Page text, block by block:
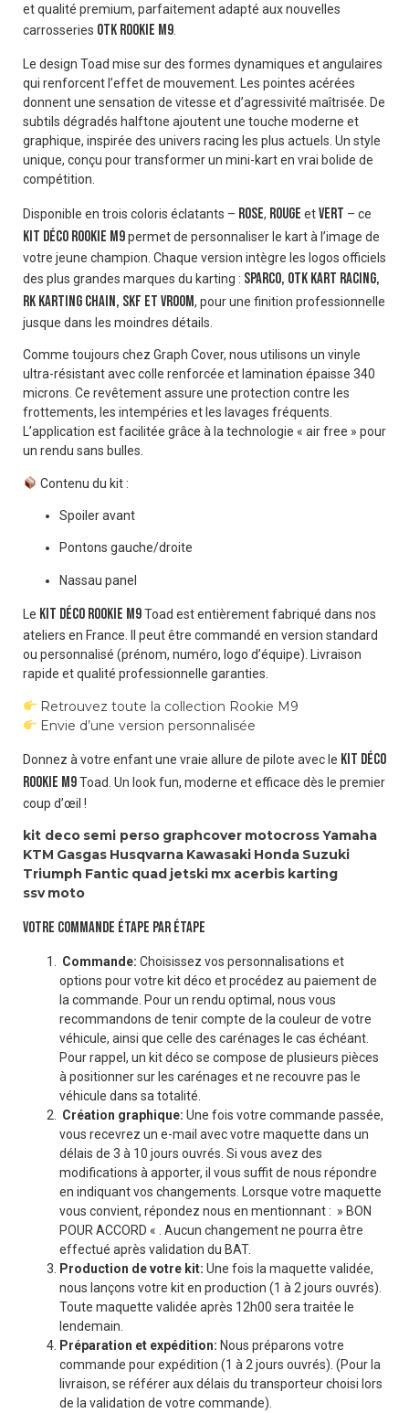
et qualité premium, parfaitement adapté aux nouvelles
carrosseries OTK Rookie M9
Le design Toad mise sur des formes dynamiques et angulaires
qui renforcent l’effet de mouvement. Les pointes acérées
donnent une sensation de vitesse et d’agressivité maîtrisée. De
subtils dégradés halftone ajoutent une touche moderne et
graphique, inspirée des univers racing les plus actuels. Un style
unique, conçu pour transformer un mini-kart en vrai bolide de
compétition.
Disponible en trois coloris éclatants – Rose, Rouge etVert – ce
Kit déco Rookie M9permet de personnaliser le kart à l’image de
votre jeune champion. Chaque version intègre les logos officiels
des plus grandes marques du karting : Sparco, OTK Kart Racing,
RK Karting Chain, SKF et Vroom, pour une finition professionnelle
jusque dans les moindres détails.
Comme toujours chez Graph Cover, nous utilisons un vinyle
ultra-résistant avec colle renforcée et lamination épaisse 340
microns. Ce revêtement assure une protection contre les
frottements, les intempéries et les lavages fréquents.
L’application est facilitée grâce à la technologie « air free » pour
un rendu sans bulles.
Contenu du kit :
Spoiler avant
Pontons gauche/droite
Nassau panel
Le Kit déco Rookie M9Toad est entièrement fabriqué dans nos
ateliers en France. Il peut être commandé en version standard
ou personnalisé (prénom, numéro, logo d’équipe). Livraison
rapide et qualité professionnelle garanties.
Retrouvez toute la collection Rookie M9
Envie d’une version personnalisée
Donnez à votre enfant une vraie allure de pilote avec le Kit déco
Rookie M9Toad. Un look fun, moderne et efficace dès le premier
coup d’œil !
kit deco semi perso graphcover motocrossYamaha
KTM Gasgas Husqvarna Kawasaki Honda Suzuki
Triumph Fantic quad jetski mx acerbis karting
ssv moto
VOTRE COMMANDE ÉTAPE PAR ÉTAPE
Commande: Choisissez vos personnalisations et
options pour votre kit déco et procédez au paiement de
la commande. Pour un rendu optimal, nous vous
recommandons de tenir compte de la couleur de votre
véhicule, ainsi que celle des carénages le cas échéant.
Pour rappel, un kit déco se compose de plusieurs pièces
à positionner sur les carénages et ne recouvre pas le
véhicule dans sa totalité.
Création graphique: Une fois votre commande passée,
vous recevrez un e-mail avec votre maquette dans un
délais de 3 à 10 jours ouvrés. Si vous avez des
modifications à apporter, il vous suffit de nous répondre
en indiquant vos changements. Lorsque votre maquette
vous convient, répondez nous en mentionnant : » BON
POUR ACCORD « . Aucun changement ne pourra être
effectué après validation du BAT.
Production de votre kit: Une fois la maquette validée,
nous lançons votre kit en production (1 à 2 jours ouvrés).
Toute maquette validée après 12h00 sera traitée le
lendemain.
Préparation et expédition: Nous préparons votre
commande pour expédition (1 à 2 jours ouvrés). (Pour la
livraison, se référer aux délais du transporteur choisi lors
de la validation de votre commande).